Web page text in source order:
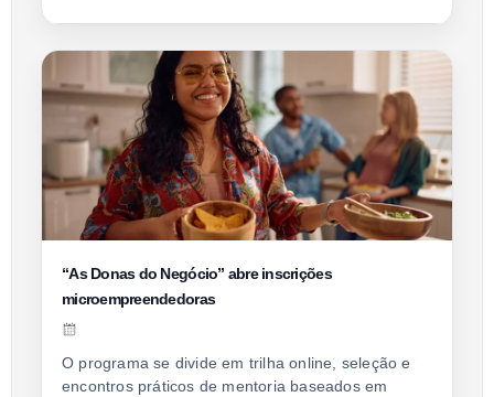
“As Donas do Negócio” abre inscrições
microempreendedoras
O programa se divide em trilha online, seleção e
encontros práticos de mentoria baseados em